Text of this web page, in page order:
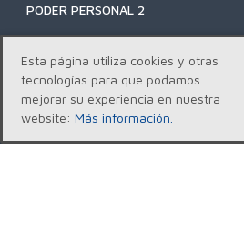
PODER PERSONAL 2
Copyright | Centro Edward Bach © 2018
Esta página utiliza cookies y otras
tecnologías para que podamos
mejorar su experiencia en nuestra
website: Más información.